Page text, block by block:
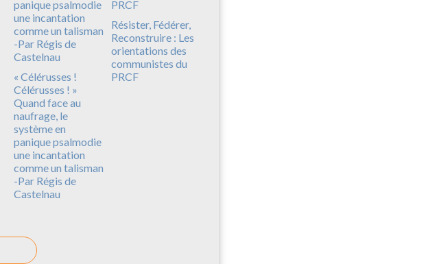
« Célérusses !
Célérusses ! »
Quand face au
naufrage, le
système en
panique psalmodie
une incantation
comme un talisman
-Par Régis de
Castelnau
Résister, Fédérer,
Reconstruire : Les
orientations des
communistes du
PRCF